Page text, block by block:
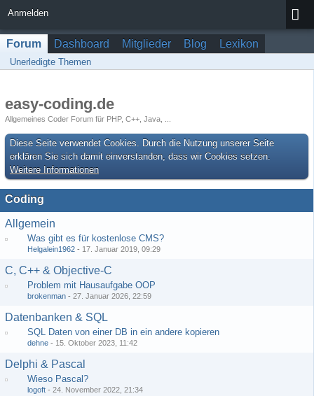
Anmelden
Forum Dashboard Mitglieder Blog Lexikon
Unerledigte Themen
easy-coding.de
Allgemeines Coder Forum für PHP, C++, Java, ...
Diese Seite verwendet Cookies. Durch die Nutzung unserer Seite
erklären Sie sich damit einverstanden, dass wir Cookies setzen.
Weitere Informationen
Coding
Allgemein
Was gibt es für kostenlose CMS?
Helgalein1962 - 17. Januar 2019, 09:29
C, C++ & Objective-C
Problem mit Hausaufgabe OOP
brokenman - 27. Januar 2026, 22:59
Datenbanken & SQL
SQL Daten von einer DB in ein andere kopieren
dehne - 15. Oktober 2023, 11:42
Delphi & Pascal
Wieso Pascal?
logoft - 24. November 2022, 21:34